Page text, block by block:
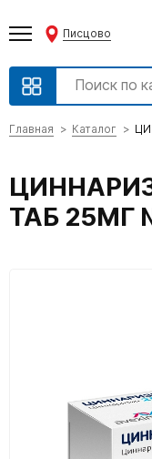
Писцово
Главная Каталог
ТАБ 25МГ